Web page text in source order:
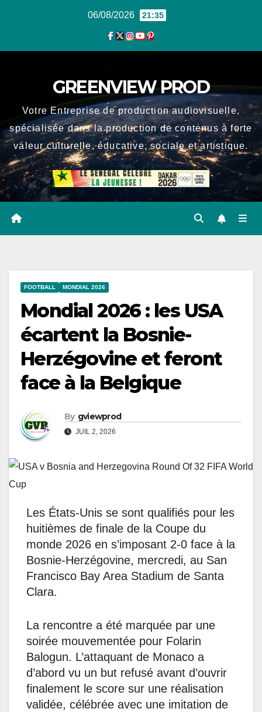
06/08/2026 21:35
GREENVIEW PROD
Votre Entreprise de production audiovisuelle,
spécialisée dans la production de contenus à forte
valeur culturelle, éducative, sociale et artistique.
FOOTBALL MONDIAL 2026
Mondial 2026 : les USA
écartent la Bosnie-
Herzégovine et feront
face à la Belgique
By gviewprod
JUIL 2, 2026
Les États-Unis se sont qualifiés pour les
huitièmes de finale de la Coupe du
monde 2026 en s’imposant 2-0 face à la
Bosnie-Herzégovine, mercredi, au San
Francisco Bay Area Stadium de Santa
Clara.
La rencontre a été marquée par une
soirée mouvementée pour Folarin
Balogun. L’attaquant de Monaco a
d’abord vu un but refusé avant d’ouvrir
finalement le score sur une réalisation
validée, célébrée avec une imitation de